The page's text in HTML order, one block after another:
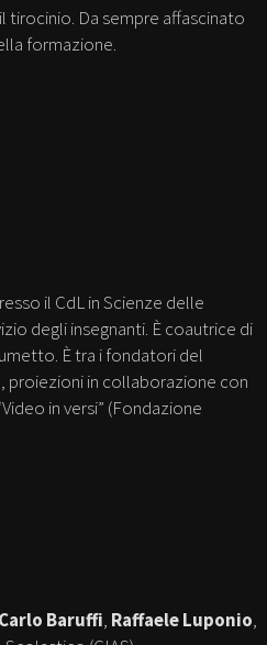
tirocinio. Da sempre affascinato
formazione.
il CdL in Scienze delle
degli insegnanti. È coautrice di
È tra i fondatori del
proiezioni in collaborazione con
in versi” (Fondazione
Carlo Baruffi, Raffaele Luponio,